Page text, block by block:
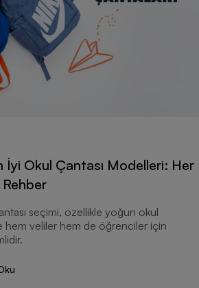
İyi Okul Çantası Modelleri: Her
seçimi, özellikle yoğun okul
hem veliler hem de öğrenciler için